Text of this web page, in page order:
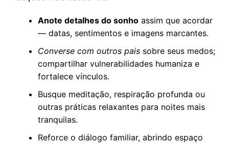
Anote detalhes do sonhoassim que acordar
— datas, sentimentos e imagens marcantes.
Converse com outros paissobre seus medos;
compartilhar vulnerabilidades humaniza e
fortalece vínculos.
Busque meditação, respiração profunda ou
outras práticas relaxantes para noites mais
tranquilas.
Reforce o diálogo familiar, abrindo espaço